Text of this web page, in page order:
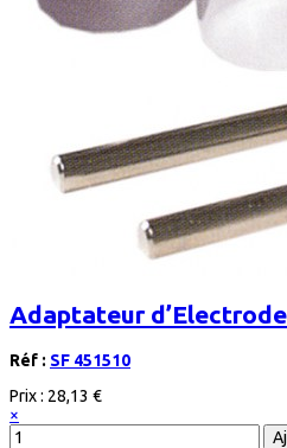
Adaptateur
Réf : SF 451510
Prix : 28,13 €
×